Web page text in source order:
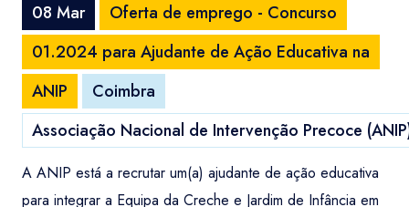
08 Mar
Oferta de emprego - Concurso
01.2024 para Ajudante de Ação Educativa na
ANIP
Coimbra
Associação Nacional de Intervenção Precoce
A ANIP está a recrutar um(a) ajudante de ação educativa
para integrar a Equipa da Creche e Jardim de Infância em